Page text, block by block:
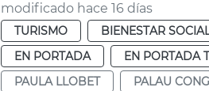
modificado hace 16 días
TURISMO BIENESTAR
EN PORTADA
EN PORTADA
PAULA LLOBET
PALAU